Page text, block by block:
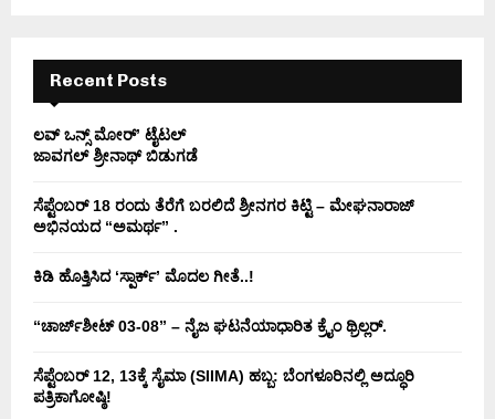
H
Recent Posts
ಲವ್ ಒನ್ಸ್ ಮೋರ್’ ಟೈಟಲ್
ಜಾವಗಲ್ ಶ್ರೀನಾಥ್ ಬಿಡುಗಡೆ
ಸೆಪ್ಟೆಂಬರ್ 18 ರಂದು ತೆರೆಗೆ ಬರಲಿದೆ ಶ್ರೀನಗರ ಕಿಟ್ಟಿ – ಮೇಘನಾರಾಜ್
ಅಭಿನಯದ “ಅಮರ್ಥ” .
ಕಿಡಿ‌‌ ಹೊತ್ತಿಸಿದ ‘ಸ್ಪಾರ್ಕ್’ ಮೊದಲ‌ ಗೀತೆ..!
“ಚಾರ್ಜ್‌ಶೀಟ್ 03-08” – ನೈಜ ಘಟನೆಯಾಧಾರಿತ ಕ್ರೈಂ ಥ್ರಿಲ್ಲರ್.
ಸೆಪ್ಟೆಂಬರ್ 12, 13ಕ್ಕೆ ಸೈಮಾ (SIIMA) ಹಬ್ಬ: ಬೆಂಗಳೂರಿನಲ್ಲಿ ಅದ್ಧೂರಿ
ಪತ್ರಿಕಾಗೋಷ್ಠಿ!